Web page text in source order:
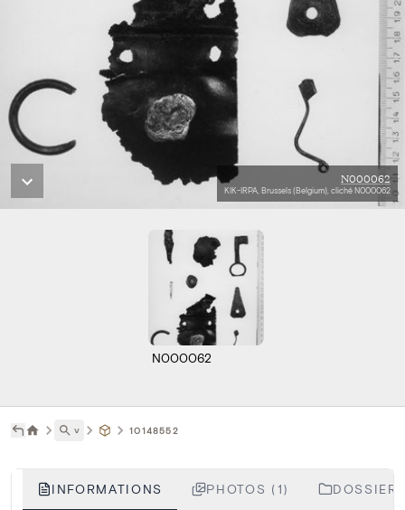
N000062
KIK-IRPA, Brussels (Belgium), cliché N000062
N000062
˅ 10148552
INFORMATIONS PHOTOS (1)